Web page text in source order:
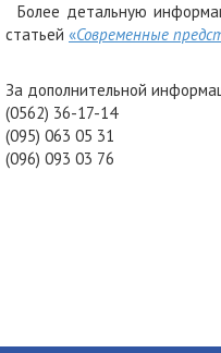
Более детальную
статьей «Современные
За дополнительной
(0562) 36-17-14
(095) 063 05 31
(096) 093 03 76